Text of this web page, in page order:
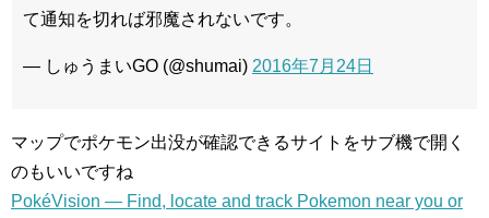
て通知を切れば邪魔されないです。
— しゅうまいGO (@shumai) 2016年7月24日
マップでポケモン出没が確認できるサイトをサブ機で開く
のもいいですね
PokéVision — Find, locate and track Pokemon near you or